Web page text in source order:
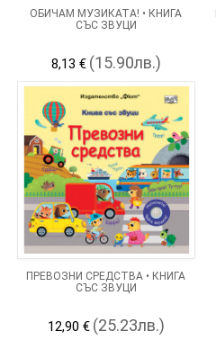
ОБИЧАМ МУЗИКАТА! • КНИГА
СЪС ЗВУЦИ
8,13 € (15.90лв.)
ПРЕВОЗНИ СРЕДСТВА • КНИГА
СЪС ЗВУЦИ
12,90 € (25.23лв.)